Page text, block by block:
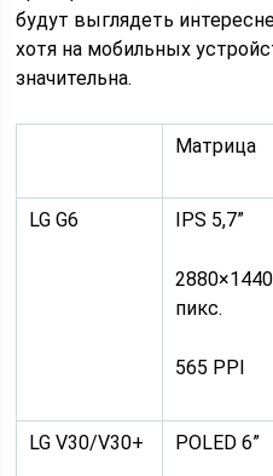
будут выглядеть
хотя на мобильных
значительна.
Матрица
LG G6 IPS 5,7”
2880×1440
пикс.
565 PPI
LG V30/V30+ POLED 6”